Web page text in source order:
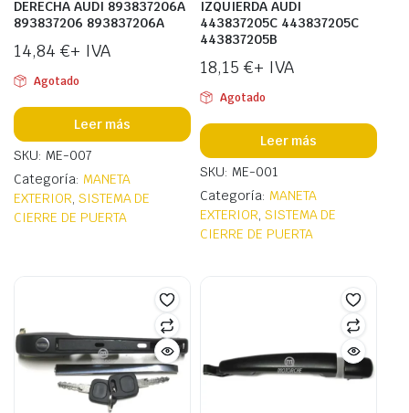
DERECHA AUDI 893837206A
893837206 893837206A
14,84 €+ IVA
Agotado
Leer más
SKU: ME-007
Categoría: MANETA
EXTERIOR, SISTEMA DE
CIERRE DE PUERTA
IZQUIERDA AUDI
443837205C 443837205C
443837205B
18,15 €+ IVA
Agotado
Leer más
SKU: ME-001
Categoría: MANETA
EXTERIOR, SISTEMA DE
CIERRE DE PUERTA